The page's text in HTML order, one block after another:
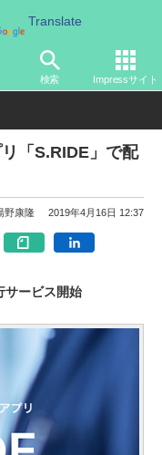
Translate
検索 Impressサイト
ルーター スマートフォ
「S.RIDE」で配
野康隆 2019年4月16日 12:37
サービス開始